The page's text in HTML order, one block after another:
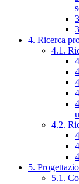
4. Ricerca
4.1.
4.2.
5.
5.1.